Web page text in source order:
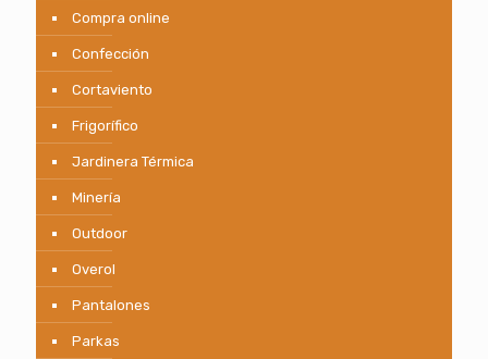
Compra online
Confección
Cortaviento
Frigorífico
Jardinera Térmica
Minería
Outdoor
Overol
Pantalones
Parkas